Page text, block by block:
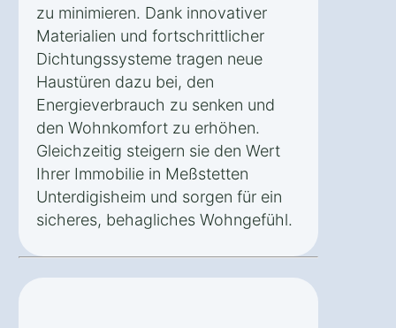
zu minimieren. Dank innovativer
Materialien und fortschrittlicher
Dichtungssysteme tragen neue
Haustüren dazu bei, den
Energieverbrauch zu senken und
den Wohnkomfort zu erhöhen.
Gleichzeitig steigern sie den Wert
Ihrer Immobilie in Meßstetten
Unterdigisheim und sorgen für ein
sicheres, behagliches Wohngefühl.